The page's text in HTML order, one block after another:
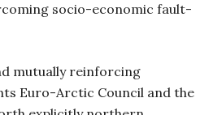
socio-economic fault-
mutually reinforcing
Euro-Arctic Council and the